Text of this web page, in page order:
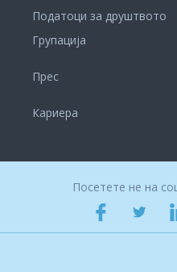
Податоци за друштвото
Групација
Прес
Кариера
Посетете не на